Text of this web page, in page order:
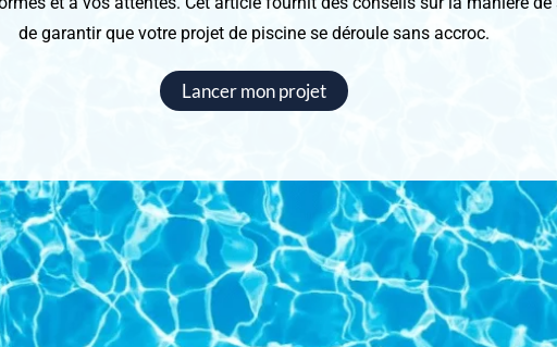
de garantir que votre projet de piscine se déroule sans accroc.
Lancer mon projet